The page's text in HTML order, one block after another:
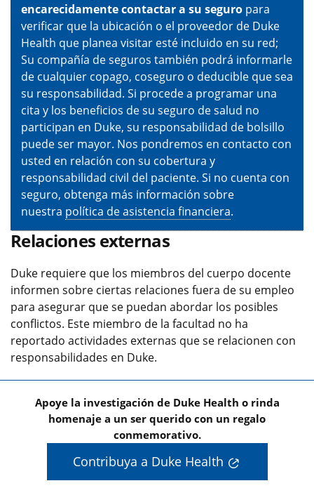
encarecidamente contactar a su seguro para
verificar que la ubicación o el proveedor de Duke
Health que planea visitar esté incluido en su red;
Su compañía de seguros también podrá informarle
de cualquier copago, coseguro o deducible que sea
su responsabilidad. Si procede a programar una
cita y los beneficios de su seguro de salud no
participan en Duke, su responsabilidad de bolsillo
puede ser mayor. Nos pondremos en contacto con
usted en relación con su cobertura y
responsabilidad civil del paciente. Si no cuenta con
seguro, obtenga más información sobre
nuestra política de asistencia financiera.
Relaciones externas
Duke requiere que los miembros del cuerpo docente
informen sobre ciertas relaciones fuera de su empleo
para asegurar que se puedan abordar los posibles
conflictos. Este miembro de la facultad no ha
reportado actividades externas que se relacionen con
responsabilidades en Duke.
Apoye la investigación de Duke Health o rinda
homenaje a un ser querido con un regalo
conmemorativo.
Contribuya a Duke Health